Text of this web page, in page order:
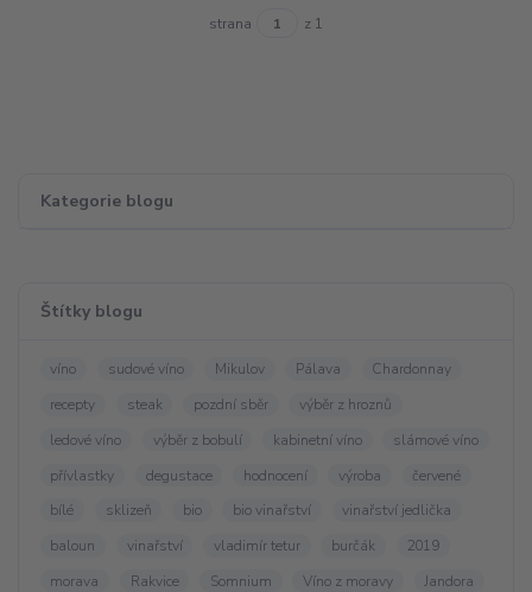
Kategorie blogu
Štítky blogu
víno sudové víno Mikulov Pálava
Chardonnay
recepty
steak pozdní sběr
výběr z hroznů
ledové víno
výběr z bobulí kabinetní víno
slámové víno
přívlastky
degustace hodnocení výroba
červené
bílé
sklizeň bio bio vinařství
vinařství jedlička
baloun
vinařství vladimír tetur burčák
2019
morava
Rakvice Somnium Víno z moravy
Jandora
strana z 1